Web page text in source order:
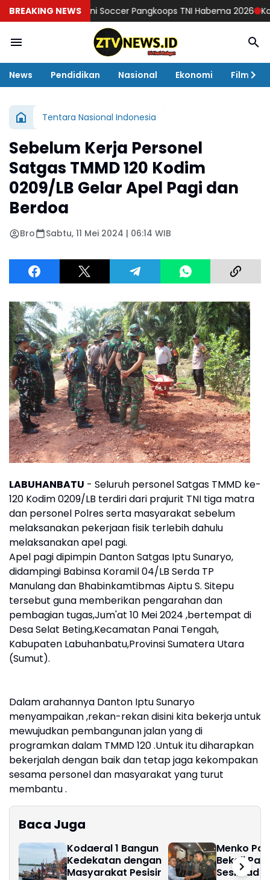
BREAKING NEWS
Turnamen Mini Soccer Pangkoops TNI Habema 2026 Kasad
News Pendidikan Nasional Ekonomi Film
Tentara Nasional Indonesia
Sebelum Kerja Personel
Satgas TMMD 120 Kodim
0209/LB Gelar Apel Pagi dan
Berdoa
Bro Sabtu, 11 Mei 2024 | 06:14 WIB
LABUHANBATU - Seluruh personel Satgas TMMD ke-
120 Kodim 0209/LB terdiri dari prajurit TNI tiga matra
dan personel Polres serta masyarakat sebelum
melaksanakan pekerjaan fisik terlebih dahulu
melaksanakan apel pagi.
Apel pagi dipimpin Danton Satgas Iptu Sunaryo,
didampingi Babinsa Koramil 04/LB Serda TP
Manulang dan Bhabinkamtibmas Aiptu S. Sitepu
tersebut guna memberikan pengarahan dan
pembagian tugas,Jum'at 10 Mei 2024 ,bertempat di
Desa Selat Beting,Kecamatan Panai Tengah,
Kabupaten Labuhanbatu,Provinsi Sumatera Utara
(Sumut).
Dalam arahannya Danton Iptu Sunaryo
menyampaikan ,rekan-rekan disini kita bekerja untuk
mewujudkan pembangunan jalan yang di
programkan dalam TMMD 120 .Untuk itu diharapkan
bekerjalah dengan baik dan tetap jaga kekompakan
sesama personel dan masyarakat yang turut
membantu .
Baca Juga
Kodaeral 1 Bangun
Kedekatan dengan
Masyarakat Pesisir ‎
Menko
Bekali
Seskoad